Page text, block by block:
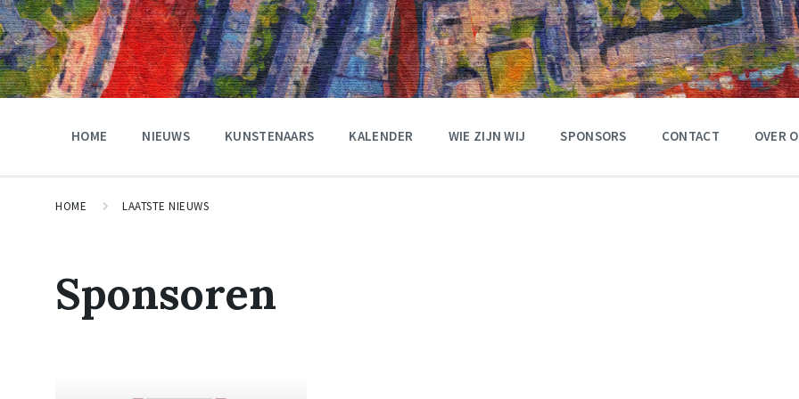
HOME NIEUWS KUNSTENAARS KALENDER WIE ZIJN WIJ SPONSORS CONTACT OVER
HOME LAATSTE NIEUWS
Sponsoren